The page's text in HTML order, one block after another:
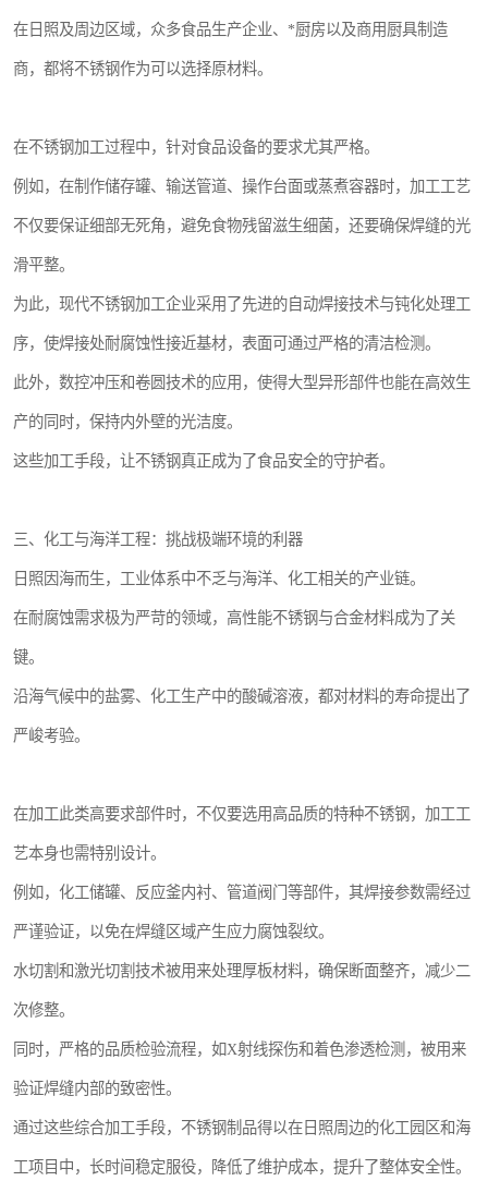
在日照及周边区域，众多食品生产企业、*厨房以及商用厨具制造
商，都将不锈钢作为可以选择原材料。
在不锈钢加工过程中，针对食品设备的要求尤其严格。
例如，在制作储存罐、输送管道、操作台面或蒸煮容器时，加工工艺
不仅要保证细部无死角，避免食物残留滋生细菌，还要确保焊缝的光
滑平整。
为此，现代不锈钢加工企业采用了先进的自动焊接技术与钝化处理工
序，使焊接处耐腐蚀性接近基材，表面可通过严格的清洁检测。
此外，数控冲压和卷圆技术的应用，使得大型异形部件也能在高效生
产的同时，保持内外壁的光洁度。
这些加工手段，让不锈钢真正成为了食品安全的守护者。
三、化工与海洋工程：挑战极端环境的利器
日照因海而生，工业体系中不乏与海洋、化工相关的产业链。
在耐腐蚀需求极为严苛的领域，高性能不锈钢与合金材料成为了关
键。
沿海气候中的盐雾、化工生产中的酸碱溶液，都对材料的寿命提出了
严峻考验。
在加工此类高要求部件时，不仅要选用高品质的特种不锈钢，加工工
艺本身也需特别设计。
例如，化工储罐、反应釜内衬、管道阀门等部件，其焊接参数需经过
严谨验证，以免在焊缝区域产生应力腐蚀裂纹。
水切割和激光切割技术被用来处理厚板材料，确保断面整齐，减少二
次修整。
同时，严格的品质检验流程，如X射线探伤和着色渗透检测，被用来
验证焊缝内部的致密性。
通过这些综合加工手段，不锈钢制品得以在日照周边的化工园区和海
工项目中，长时间稳定服役，降低了维护成本，提升了整体安全性。